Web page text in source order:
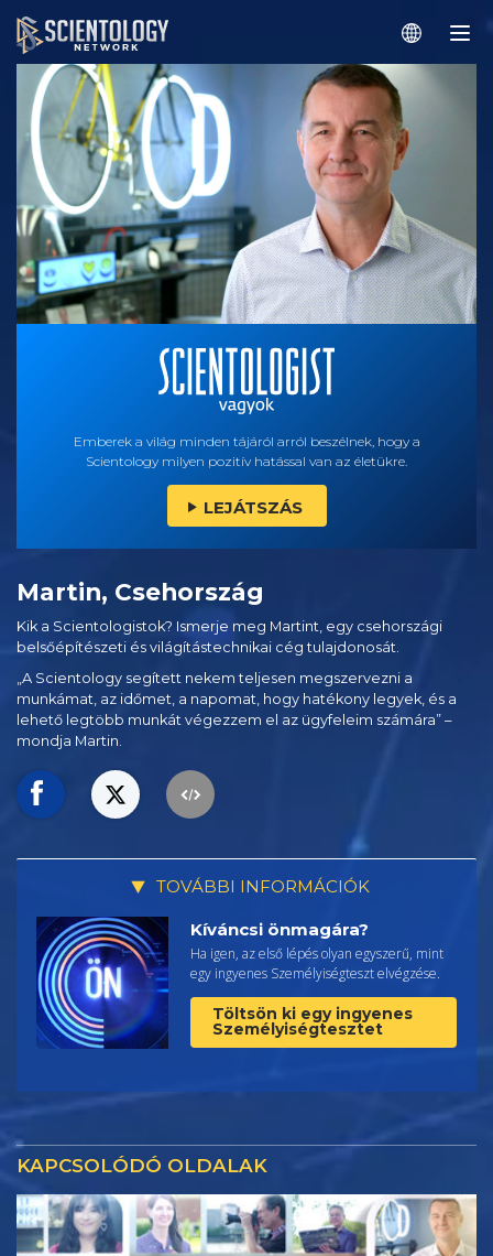
Emberek a világ minden tájáról arról beszélnek, hogy a
Scientology milyen pozitív hatással van az életükre.
LEJÁTSZÁS
Martin, Csehország
Kik a Scientologistok? Ismerje meg Martint, egy csehországi
belsőépítészeti és világítástechnikai cég tulajdonosát.
„A Scientology segített nekem teljesen megszervezni a
munkámat, az időmet, a napomat, hogy hatékony legyek, és a
lehető legtöbb munkát végezzem el az ügyfeleim számára” –
mondja Martin.
TOVÁBBI INFORMÁCIÓK
Kíváncsi önmagára?
Ha igen, az első lépés olyan egyszerű, mint
egy ingyenes Személyiségteszt elvégzése.
Töltsön ki egy ingyenes
Személyiségtesztet
KAPCSOLÓDÓ OLDALAK